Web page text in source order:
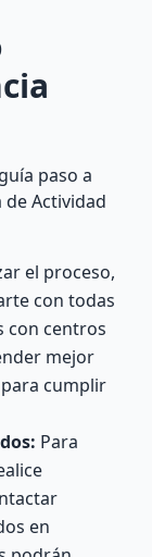
paso a
Actividad
el proceso,
con todas
con centros
mejor
cumplir
Para
en